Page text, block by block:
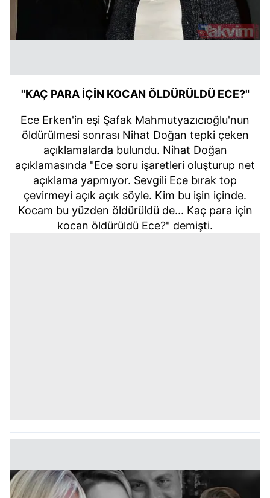
"KAÇ PARA İÇİN KOCAN ÖLDÜRÜLDÜ ECE?"
Ece Erken'in eşi Şafak Mahmutyazıcıoğlu'nun
öldürülmesi sonrası Nihat Doğan tepki çeken
açıklamalarda bulundu. Nihat Doğan
açıklamasında "Ece soru işaretleri oluşturup net
açıklama yapmıyor. Sevgili Ece bırak top
çevirmeyi açık açık söyle. Kim bu işin içinde.
Kocam bu yüzden öldürüldü de... Kaç para için
kocan öldürüldü Ece?" demişti.